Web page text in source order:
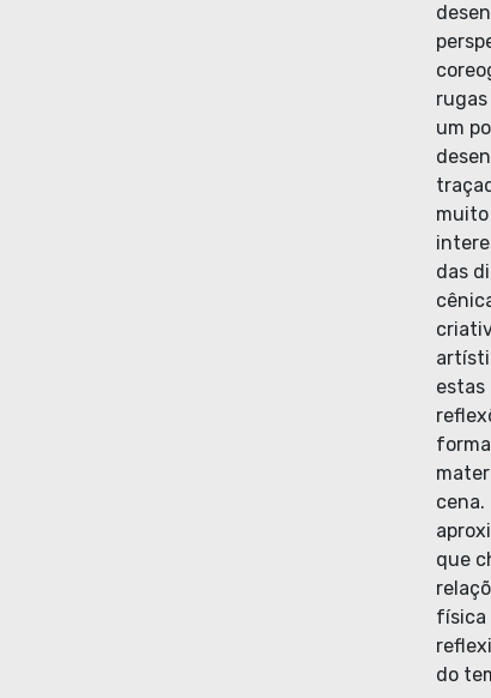
um
muito
das
estas
cena.
que
física
do